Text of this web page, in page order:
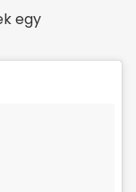
egy